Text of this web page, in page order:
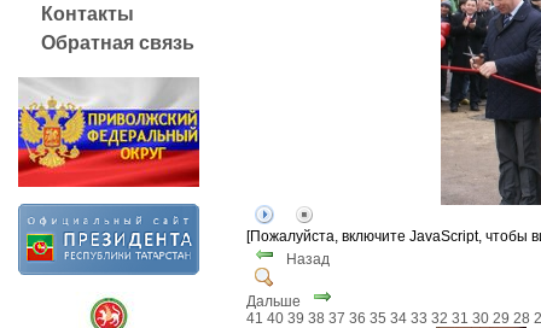
Контакты
Обратная связь
[Пожалуйста, включите JavaScript, чтобы
Назад
Дальше
41 40 39 38 37 36 35 34 33 32 31 30 29 28